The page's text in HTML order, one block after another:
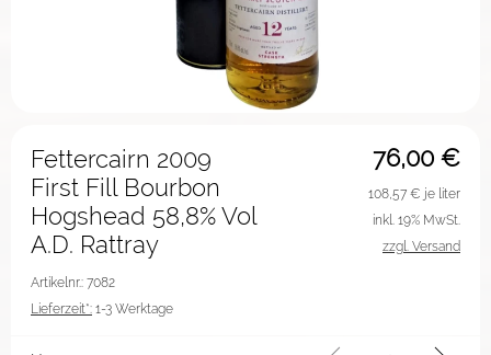
76,00 €
Fettercairn 2009
First Fill Bourbon
Hogshead 58,8% Vol
A.D. Rattray
Artikelnr.: 7082
Lieferzeit*: 1-3 Werktage
108,57 € je liter
inkl. 19% MwSt.
zzgl. Versand